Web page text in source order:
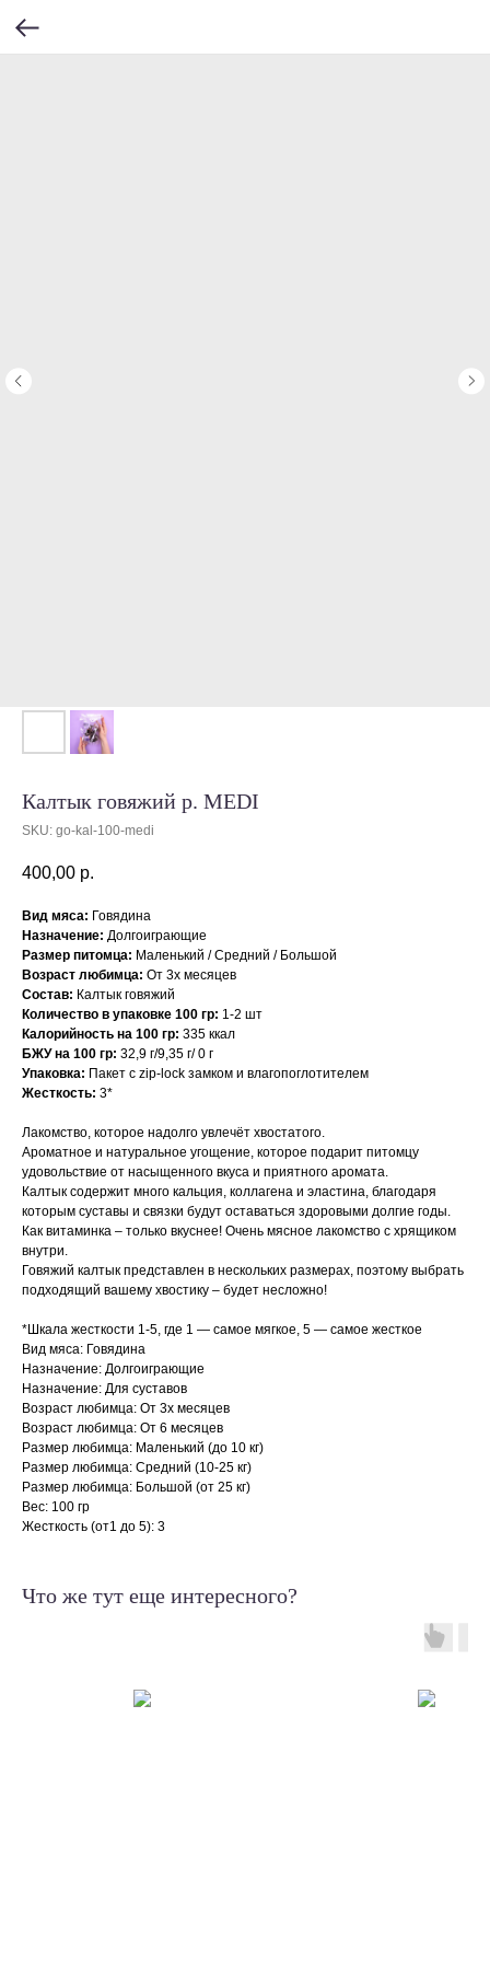
Калтык говяжий р. MEDI
SKU: go-kal-100-medi
400,00 р.
Вид мяса: Говядина
Назначение: Долгоиграющие
Размер питомца: Маленький / Средний / Большой
Возраст любимца: От 3х месяцев
Состав: Калтык говяжий
Количество в упаковке 100 гр: 1-2 шт
Калорийность на 100 гр: 335 ккал
БЖУ на 100 гр: 32,9 г/9,35 г/ 0 г
Упаковка: Пакет с zip-lock замком и влагопоглотителем
Жесткость: 3*
Лакомство, которое надолго увлечёт хвостатого.
Ароматное и натуральное угощение, которое подарит питомцу
удовольствие от насыщенного вкуса и приятного аромата.
Калтык содержит много кальция, коллагена и эластина, благодаря
которым суставы и связки будут оставаться здоровыми долгие годы.
Как витаминка – только вкуснее! Очень мясное лакомство с хрящиком
внутри.
Говяжий калтык представлен в нескольких размерах, поэтому выбрать
подходящий вашему хвостику – будет несложно!
*Шкала жесткости 1-5, где 1 — самое мягкое, 5 — самое жесткое
Вид мяса: Говядина
Назначение: Долгоиграющие
Назначение: Для суставов
Возраст любимца: От 3х месяцев
Возраст любимца: От 6 месяцев
Размер любимца: Маленький (до 10 кг)
Размер любимца: Средний (10-25 кг)
Размер любимца: Большой (от 25 кг)
Вес: 100 гр
Жесткость (от1 до 5): 3
Что же тут еще интересного?